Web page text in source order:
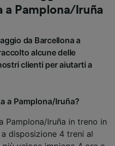
a Pamplona/Iruña
da Barcellona a
alcune delle
clienti per aiutarti a
a Pamplona/Iruña?
Pamplona/Iruña in treno in
disposizione 4 treni al